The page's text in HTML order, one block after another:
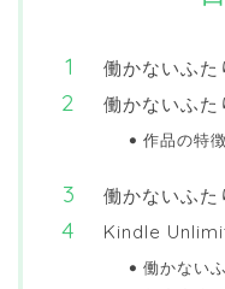
働かないふ
働かないふた
作品の特徴
働かないふた
Kindle
働かない